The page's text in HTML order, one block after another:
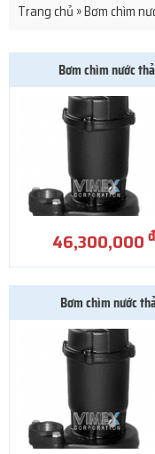
Trang chủ »Bơm chìm
Bơm chìm nước
46,300,000đ
Bơm chìm nước